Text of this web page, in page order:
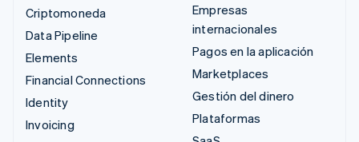
Criptomoneda
Data Pipeline
Elements
Financial Connections
Identity
Invoicing
Empresas
internacionales
Pagos en la aplicación
Marketplaces
Gestión del dinero
Plataformas